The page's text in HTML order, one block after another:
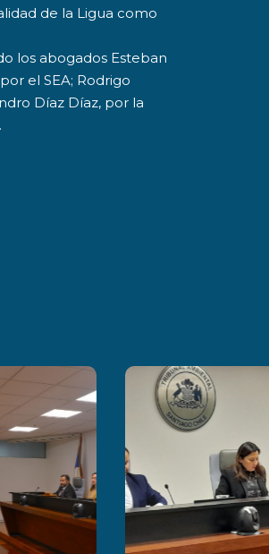
de la Ligua como
los abogados Esteban
el SEA; Rodrigo
Díaz Díaz, por la